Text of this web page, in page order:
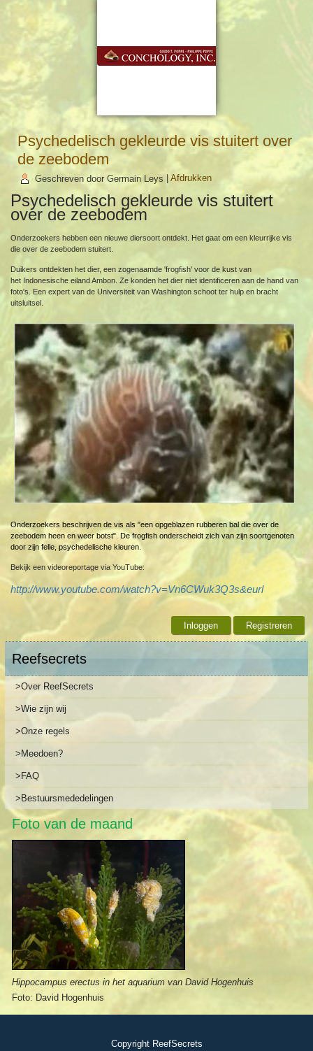
Psychedelisch gekleurde vis stuitert over
de zeebodem
Geschreven door Germain Leys |Afdrukken
Psychedelisch gekleurde vis stuitert
over de zeebodem
Onderzoekers hebben een nieuwe diersoort ontdekt. Het gaat om een kleurrijke vis
die over de zeebodem stuitert.
Duikers ontdekten het dier, een zogenaamde 'frogfish' voor de kust van
het Indonesische eiland Ambon. Ze konden het dier niet identificeren aan de hand van
foto's. Een expert van de Universiteit van Washington schoot ter hulp en bracht
uitsluitsel.
Onderzoekers beschrijven de vis als "een opgeblazen rubberen bal die over de
zeebodem heen en weer botst". De frogfish onderscheidt zich van zijn soortgenoten
door zijn felle, psychedelische kleuren.
Bekijk een videoreportage via YouTube:
http://www.youtube.com/watch?v=Vn6CWuk3Q3s&eurl
Inloggen Registreren
Reefsecrets
>Over ReefSecrets
>Wie zijn wij
>Onze regels
>Meedoen?
>FAQ
>Bestuursmededelingen
Foto van de maand
Hippocampus erectus in het aquarium van David Hogenhuis
Foto: David Hogenhuis
Copyright ReefSecrets